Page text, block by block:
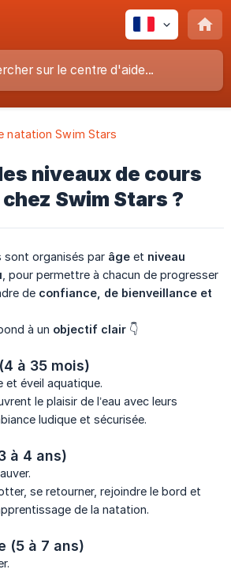
natation Swim Stars
niveaux de cours
Swim Stars ?
sont organisés par âge et niveau
, pour permettre à chacun de progresser
de confiance, de bienveillance et
à un objectif clair 👇
à 35 mois)
et éveil aquatique.
le plaisir de l’eau avec leurs
ludique et sécurisée.
à 4 ans)
se retourner, rejoindre le bord et
de la natation.
(5 à 7 ans)